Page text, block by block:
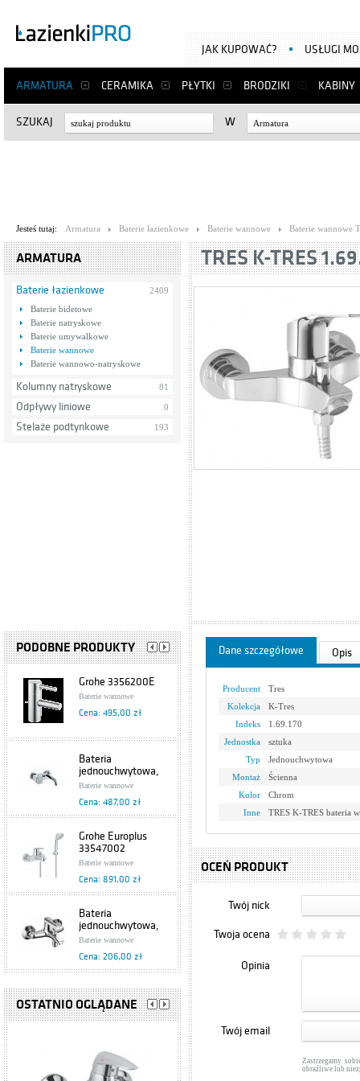
ARMATURA CERAMIKA PŁYTKI BRODZIKI KABINY
JAK KUPOWAĆ? USŁUGI
SZUKAJ W Armatura
Jesteś tutaj: Armatura Baterie łazienkowe Baterie wannowe Baterie wannowe
ARMATURA
Baterie łazienkowe
2409
Baterie bidetowe
Baterie natryskowe
Baterie umywalkowe
Baterie wannowe
Baterie wannowo-natryskowe
Kolumny natryskowe 81
Odpływy liniowe 0
Stelaże podtynkowe 193
PODOBNE PRODUKTY
Grohe 3356200E
Baterie wannowe
Cena: 495,00 zł
Bateria
jednouchwytowa,
wannowa Brylant
4304-010-00
Armatura Kraków
Baterie wannowe
Cena: 487,00 zł
Grohe Europlus
33547002
Baterie wannowe
Cena: 891,00 zł
Bateria
jednouchwytowa,
wannowa Obsydian
Armatura Kraków
Baterie wannowe
Cena: 206,00 zł
Bateria
jednouchwytowa,
wannowa Piryt
Baterie wannowe
Grohe Grohtherm
OSTATNIO OGLĄDANE
TRES K-TRES
Dane szczegółowe Opis
Producent
Tres
Kolekcja
K-Tres
Indeks
1.69.170
Jednostka
sztuka
Typ
Jednouchwytowa
Montaż
Ścienna
Kolor
Chrom
Inne
TRES K-TRES bateria
OCEŃ PRODUKT
Twój nick
Twoja ocena
Opinia
Twój email
Zastrzegamy
obraźliwe lub